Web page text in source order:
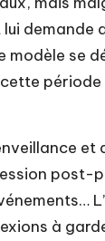
demande
se
période
post-
à